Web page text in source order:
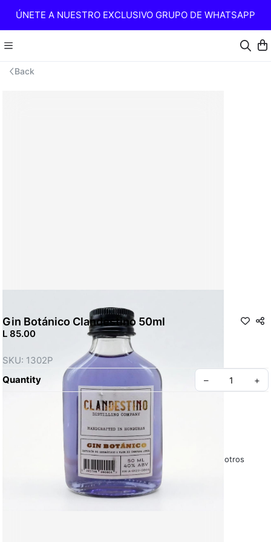
ÚNETE A NUESTRO EXCLUSIVO GRUPO DE WHATSAPP
Back
Gin Botánico Clandestino 50ml
L 85.00
SKU: 1302P
Quantity
– +
Políticas y Condiciones – La Casa de Todo
Sobre Nosotros
Preguntas Frecuentes – La Casa de Todo